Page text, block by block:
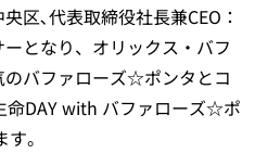
区､代表取締役社長兼CEO：
となり、オリックス・バフ
バファローズ☆ポンタとコ
命DAY with バファローズ☆ポ
。